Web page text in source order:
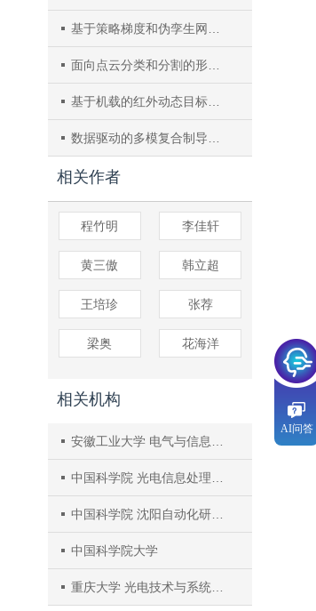
基于策略梯度和伪孪生网络的异源图像匹配
面向点云分类和分割的形状自适应特征聚合网络
基于机载的红外动态目标视频实时超分辨率重建
数据驱动的多模复合制导信息融合及其试验验证
相关作者
程竹明 李佳轩
黄三傲 韩立超
王培珍 张荐
梁奥 花海洋
相关机构
安徽工业大学 电气与信息工程学院
中国科学院 光电信息处理重点实验室
中国科学院 沈阳自动化研究所
中国科学院大学
重庆大学 光电技术与系统教育部重点实验室
AI问答